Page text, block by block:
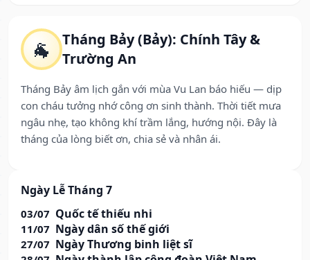
🐐
Tháng Bảy (Bảy): Chính Tây &
Trường An
Tháng Bảy âm lịch gắn với mùa Vu Lan báo hiếu — dịp
con cháu tưởng nhớ công ơn sinh thành. Thời tiết mưa
ngâu nhẹ, tạo không khí trầm lắng, hướng nội. Đây là
tháng của lòng biết ơn, chia sẻ và nhân ái.
Ngày Lễ Tháng 7
03/07 Quốc tế thiếu nhi
11/07 Ngày dân số thế giới
27/07 Ngày Thương binh liệt sĩ